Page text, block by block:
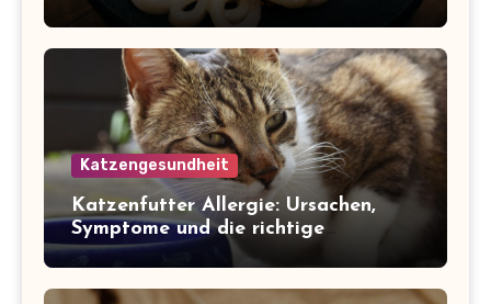
Katzengesundheit
Katzenfutter Allergie: Ursachen,
Symptome und die richtige
Ernährung